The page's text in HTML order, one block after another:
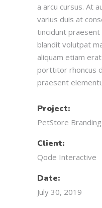
a arcu cursus. At
varius duis at
tincidunt praesent
blandit volutpat
aliquam etiam
porttitor rhoncus
praesent
Project:
PetStore Branding
Client:
Qode Interactive
Date:
July 30, 2019